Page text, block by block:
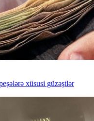
xüsusi güzəştlər